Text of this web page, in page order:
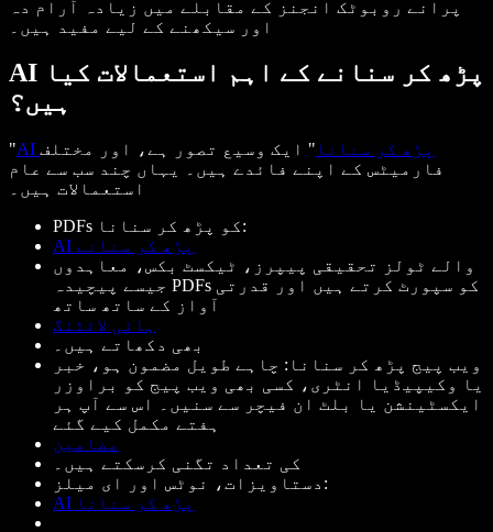
پرانے روبوٹک انجنز کے مقابلے میں زیادہ آرام دہ
اور سیکھنے کے لیے مفید ہیں۔
AI پڑھ کر سنانے کے اہم استعمالات کیا
ہیں؟
" AI پڑھ کر سنانا " ایک وسیع تصور ہے، اور مختلف
فارمیٹس کے اپنے فائدے ہیں۔ یہاں چند سب سے عام
استعمالات ہیں۔
PDFs کو پڑھ کر سنانا:
AI پڑھ کر سنانے
والے ٹولز تحقیقی پیپرز، ٹیکسٹ بکس، معاہدوں
جیسے پیچیدہ PDFs کو سپورٹ کرتے ہیں اور قدرتی
آواز کے ساتھ ساتھ
ہائی لائٹنگ
بھی دکھاتے ہیں۔
ویب پیج پڑھ کر سنانا: چاہے طویل مضمون ہو، خبر
یا وکیپیڈیا انٹری، کسی بھی ویب پیج کو براوزر
ایکسٹینشن یا بلٹ ان فیچر سے سنیں۔ اس سے آپ ہر
ہفتے مکمل کیے گئے
مضامین
کی تعداد تگنی کرسکتے ہیں۔
دستاویزات، نوٹس اور ای میلز:
AI پڑھ کر سنانا